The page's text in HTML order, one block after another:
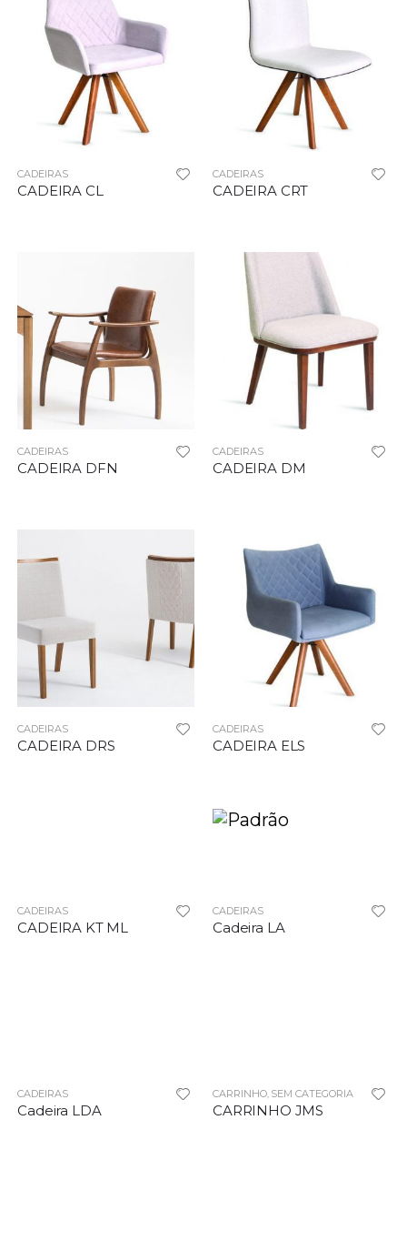
CADEIRAS
CADEIRA CL
CADEIRAS
CADEIRA CRT
CADEIRAS
CADEIRA DFN
CADEIRAS
CADEIRA DM
CADEIRAS
CADEIRA DRS
CADEIRAS
CADEIRA ELS
CADEIRAS
CADEIRA KT ML
CADEIRAS
Cadeira LA
CADEIRAS
Cadeira LDA
CARRINHO SEM CATEGORIA
CARRINHO JMS